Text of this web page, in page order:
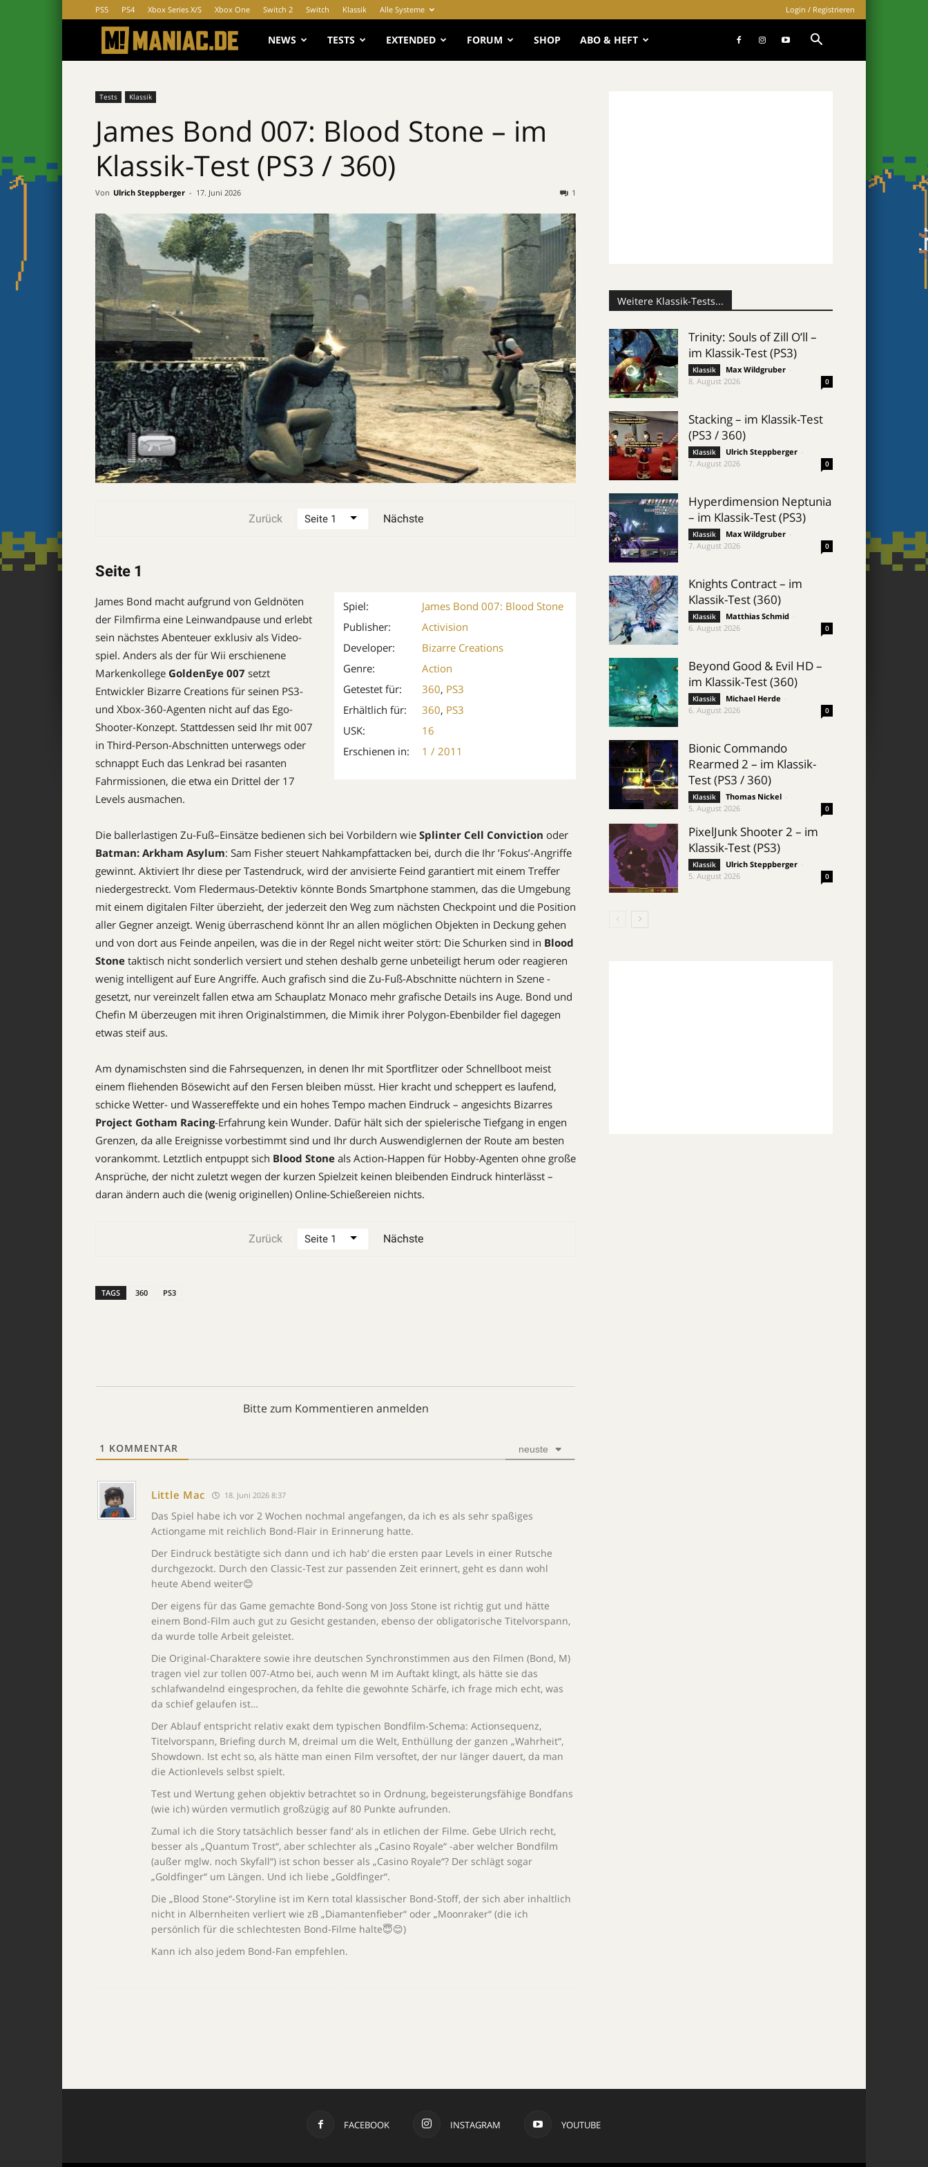
PS5 PS4 Xbox Series X/S Xbox One Switch 2 Switch Klassik Alle Systeme Login / Registrieren
MANIAC.de
NEWS TESTS EXTENDED FORUM SHOP ABO & HEFT
Tests Klassik
James Bond 007: Blood Stone – im
Klassik-Test (PS3 / 360)
Von Ulrich Steppberger - 17. Juni 2026 1
Zurück Nächste
Seite 1
Spiel:
James Bond 007: Blood Stone
Publisher:
Activision
Developer:
Bizarre Creations
Genre:
Action
Getestet für:
360, PS3
Erhältlich für:
360, PS3
USK:
16
Erschienen in:
1 / 2011
James Bond macht aufgrund von Geldnöten
der ­Filmfirma eine Leinwandpause und erlebt
sein nächstes Abenteuer exklusiv als Video­
spiel. Anders als der für Wii erschienene
Markenkollege Golden­Eye 007 setzt
Entwickler Bizarre Creations für seinen PS3-
und Xbox-360-Agenten nicht auf das Ego-
Shooter-Konzept. Stattdessen seid Ihr mit 007
in Third-Person-Abschnitten unterwegs oder
schnappt Euch das Lenkrad bei rasanten
Fahrmissionen, die etwa ein Drittel der 17
Levels ausmachen.
Die ballerlastigen Zu-Fuß–Einsätze bedienen sich bei Vorbildern wie Splinter Cell Conviction oder
Batman: Arkham Asylum: Sam Fisher steuert Nahkampfattacken bei, durch die Ihr ’Fokus’-Angriffe
gewinnt. ­Aktiviert Ihr diese per Tastendruck, wird der anvisierte Feind garantiert mit einem Treffer
niedergestreckt. Vom Fledermaus-Detektiv könnte Bonds Smartphone stammen, das die Umgebung
mit einem digitalen Filter überzieht, der jederzeit den Weg zum nächsten Checkpoint und die Position
aller Gegner anzeigt. Wenig überraschend könnt Ihr an allen möglichen Objekten in Deckung gehen
und von dort aus Feinde anpeilen, was die in der Regel nicht weiter stört: Die Schurken sind in Blood
Stone taktisch nicht sonderlich versiert und stehen deshalb ­gerne unbeteiligt herum oder reagieren
wenig intelligent auf Eure Angriffe. Auch grafisch sind die ­Zu-Fuß-Abschnitte nüchtern in Szene ­
gesetzt, nur vereinzelt fallen etwa am Schauplatz Monaco mehr grafische Details ins Auge. Bond und
Chefin M überzeugen mit ihren Originalstimmen, die Mimik ihrer Polygon-Ebenbilder fiel dagegen
etwas steif aus.
Am dynamischsten sind die Fahr­sequenzen, in denen Ihr mit Sportflitzer oder Schnellboot meist
einem fliehenden Bösewicht auf den Fersen bleiben müsst. Hier kracht und scheppert es laufend,
schicke Wetter- und Wassereffekte und ein hohes Tempo machen Eindruck – angesichts Bizarres
Project Gotham Racing-Erfahrung kein Wunder. Dafür hält sich der spielerische Tiefgang in engen
Grenzen, da alle Ereignisse vorbestimmt sind und Ihr durch Auswendiglernen der Route am besten
vorankommt. Letztlich entpuppt sich Blood Stone als Action-Happen für Hobby-Agenten ohne große
Ansprüche, der nicht zuletzt wegen der kurzen Spielzeit keinen bleibenden Eindruck hinterlässt –
daran ändern auch die (wenig originellen) Online-Schießereien nichts.
Zurück Nächste
TAGS 360 PS3
Bitte zum Kommentieren anmelden
1 KOMMENTAR neuste
Little Mac 18. Juni 2026 8:37
Das Spiel habe ich vor 2 Wochen nochmal angefangen, da ich es als sehr spaßiges
Actiongame mit reichlich Bond-Flair in Erinnerung hatte.
Der Eindruck bestätigte sich dann und ich hab‘ die ersten paar Levels in einer Rutsche
durchgezockt. Durch den Classic-Test zur passenden Zeit erinnert, geht es dann wohl
heute Abend weiter😊
Der eigens für das Game gemachte Bond-Song von Joss Stone ist richtig gut und hätte
einem Bond-Film auch gut zu Gesicht gestanden, ebenso der obligatorische Titelvorspann,
da wurde tolle Arbeit geleistet.
Die Original-Charaktere sowie ihre deutschen Synchronstimmen aus den Filmen (Bond, M)
tragen viel zur tollen 007-Atmo bei, auch wenn M im Auftakt klingt, als hätte sie das
schlafwandelnd eingesprochen, da fehlte die gewohnte Schärfe, ich frage mich echt, was
da schief gelaufen ist…
Der Ablauf entspricht relativ exakt dem typischen Bondfilm-Schema: Actionsequenz,
Titelvorspann, Briefing durch M, dreimal um die Welt, Enthüllung der ganzen „Wahrheit“,
Showdown. Ist echt so, als hätte man einen Film versoftet, der nur länger dauert, da man
die Actionlevels selbst spielt.
Test und Wertung gehen objektiv betrachtet so in Ordnung, begeisterungsfähige Bondfans
(wie ich) würden vermutlich großzügig auf 80 Punkte aufrunden.
Zumal ich die Story tatsächlich besser fand‘ als in etlichen der Filme. Gebe Ulrich recht,
besser als „Quantum Trost“, aber schlechter als „Casino Royale“ -aber welcher Bondfilm
(außer mglw. noch Skyfall“) ist schon besser als „Casino Royale“? Der schlägt sogar
„Goldfinger“ um Längen. Und ich liebe „Goldfinger“.
Die „Blood Stone“-Storyline ist im Kern total klassischer Bond-Stoff, der sich aber inhaltlich
nicht in Albernheiten verliert wie zB „Diamantenfieber“ oder „Moonraker“ (die ich
persönlich für die schlechtesten Bond-Filme halte😇😊)
Kann ich also jedem Bond-Fan empfehlen.
Weitere Klassik-Tests...
Trinity: Souls of Zill O’ll –
im Klassik-Test (PS3)
Klassik Max Wildgruber
8. August 2026
0
Stacking – im Klassik-Test
(PS3 / 360)
Klassik Ulrich Steppberger
7. August 2026
0
Hyperdimension Neptunia
– im Klassik-Test (PS3)
Klassik Max Wildgruber
7. August 2026
0
Knights Contract – im
Klassik-Test (360)
Klassik Matthias Schmid
6. August 2026
0
Beyond Good & Evil HD –
im Klassik-Test (360)
Klassik Michael Herde
6. August 2026
0
Bionic Commando
Rearmed 2 – im Klassik-
Test (PS3 / 360)
Klassik Thomas Nickel
5. August 2026
0
PixelJunk Shooter 2 – im
Klassik-Test (PS3)
Klassik Ulrich Steppberger
5. August 2026
0
FACEBOOK INSTAGRAM YOUTUBE